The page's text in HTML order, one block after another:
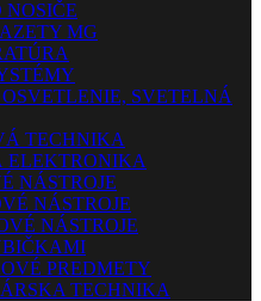
NOSIČE
MG
SVETELNÁ
TECHNIKA
ELEKTRONIKA
NÁSTROJE
NÁSTROJE
NÁSTROJE
PREDMETY
TECHNIKA